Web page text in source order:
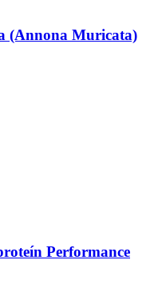
(Annona Muricata)
Performance